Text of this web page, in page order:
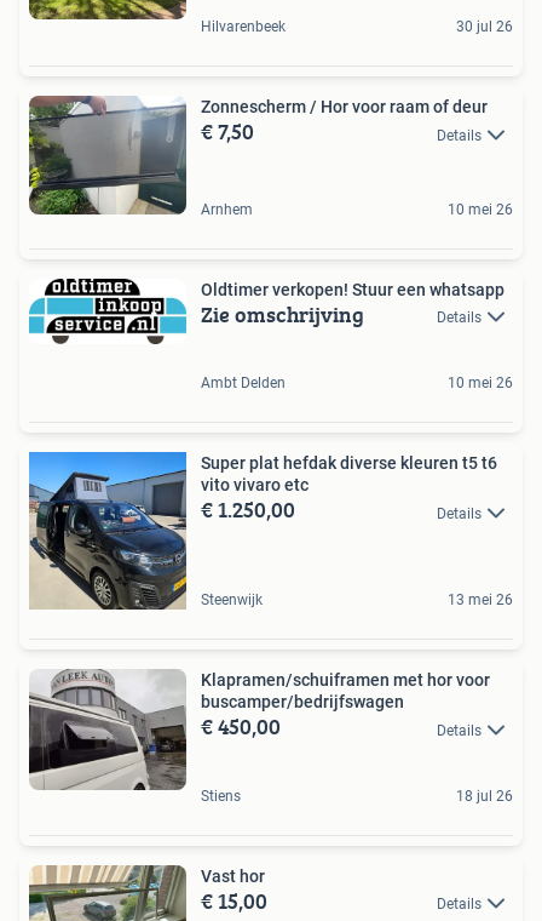
Hilvarenbeek 30 jul 26
Zonnescherm / Hor voor raam of deur
€ 7,50 Details
Arnhem 10 mei 26
Oldtimer verkopen! Stuur een whatsapp
Zie omschrijving Details
Ambt Delden 10 mei 26
Super plat hefdak diverse kleuren t5 t6
vito vivaro etc
€ 1.250,00 Details
Steenwijk 13 mei 26
Klapramen/schuiframen met hor voor
buscamper/bedrijfswagen
€ 450,00 Details
Stiens 18 jul 26
Vast hor
€ 15,00 Details